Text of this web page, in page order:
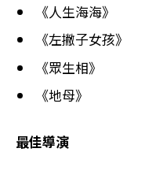
《人生海海》
《左撇子女孩》
《眾生相》
《地母》
最佳導演